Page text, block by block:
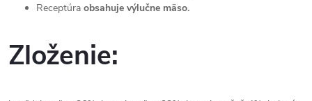
Receptúra ​​obsahuje výlučne mäso.
Zloženie: